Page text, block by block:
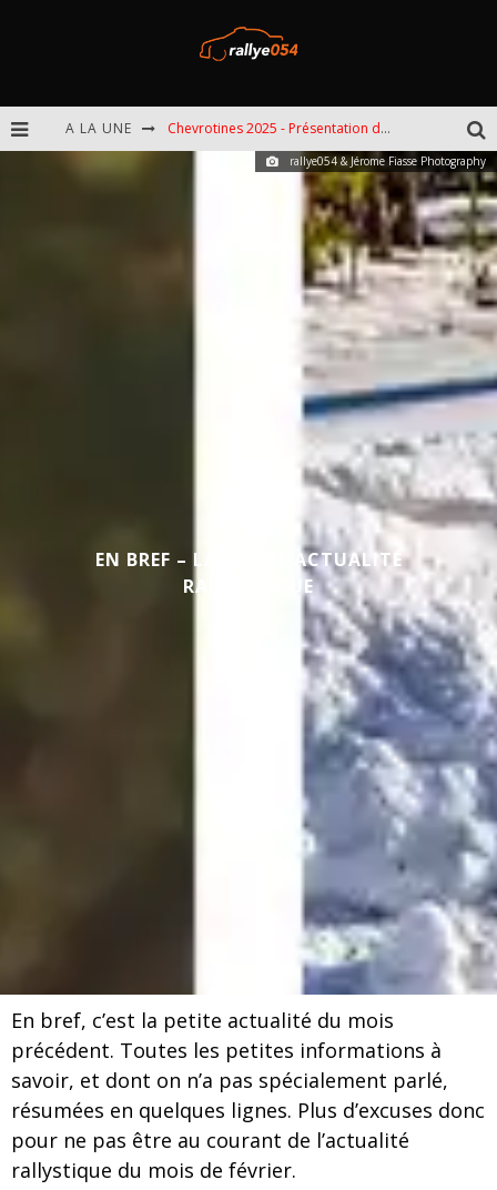
A LA UNE Chevrotines 2025 - Présentation de l'épreuve
EBR 2025 - Présentation de l'épreuve
Omloop 2025 - Présentation de l'épreuve
Spa 2025 - Présentation de l'épreuve
rallye054 & Jérome Fiasse Photography
EN BREF – LA PETITE ACTUALITÉ
RALLYSTIQUE
En bref, c’est la petite actualité du mois
précédent. Toutes les petites informations à
savoir, et dont on n’a pas spécialement parlé,
résumées en quelques lignes. Plus d’excuses donc
pour ne pas être au courant de l’actualité
rallystique du mois de février.